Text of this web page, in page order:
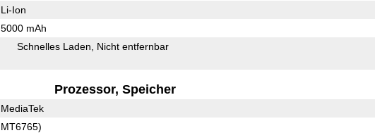
Li-Ion
5000 mAh
Schnelles Laden Nicht entfernbar
Prozessor, Speicher
MediaTek
MT6765)